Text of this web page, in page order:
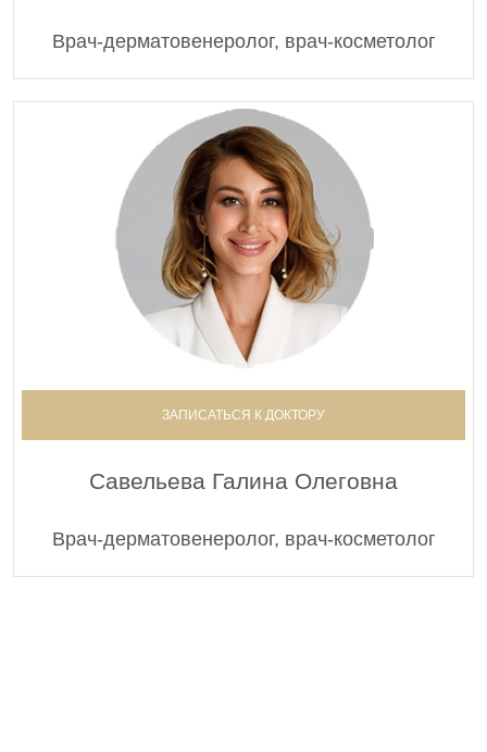
Врач-дерматовенеролог, врач-косметолог
ЗАПИСАТЬСЯ К ДОКТОРУ
Савельева Галина Олеговна
Врач-дерматовенеролог, врач-косметолог